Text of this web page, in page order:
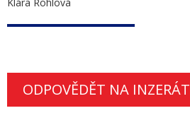
ODPOVĚDĚT NA INZERÁT